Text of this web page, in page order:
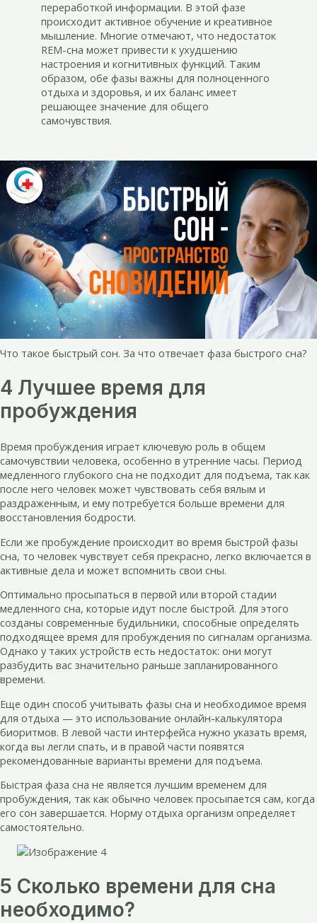
переработкой информации. В этой фазе
происходит активное обучение и креативное
мышление. Многие отмечают, что недостаток
REM-сна может привести к ухудшению
настроения и когнитивных функций. Таким
образом, обе фазы важны для полноценного
отдыха и здоровья, и их баланс имеет
решающее значение для общего
самочувствия.
Что такое быстрый сон. За что отвечает фаза быстрого сна?
4 Лучшее время для
пробуждения
Время пробуждения играет ключевую роль в общем
самочувствии человека, особенно в утренние часы. Период
медленного глубокого сна не подходит для подъема, так как
после него человек может чувствовать себя вялым и
раздраженным, и ему потребуется больше времени для
восстановления бодрости.
Если же пробуждение происходит во время быстрой фазы
сна, то человек чувствует себя прекрасно, легко включается в
активные дела и может вспомнить свои сны.
Оптимально просыпаться в первой или второй стадии
медленного сна, которые идут после быстрой. Для этого
созданы современные будильники, способные определять
подходящее время для пробуждения по сигналам организма.
Однако у таких устройств есть недостаток: они могут
разбудить вас значительно раньше запланированного
времени.
Еще один способ учитывать фазы сна и необходимое время
для отдыха — это использование онлайн-калькулятора
биоритмов. В левой части интерфейса нужно указать время,
когда вы легли спать, и в правой части появятся
рекомендованные варианты времени для подъема.
Быстрая фаза сна не является лучшим временем для
пробуждения, так как обычно человек просыпается сам, когда
его сон завершается. Норму отдыха организм определяет
самостоятельно.
5 Сколько времени для сна
необходимо?